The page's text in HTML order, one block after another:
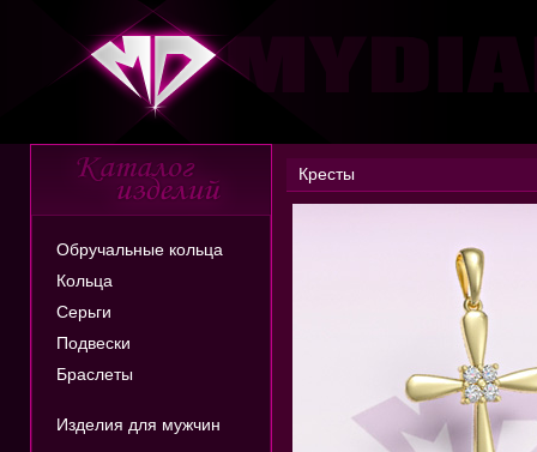
Обручальные кольца
Кольца
Серьги
Подвески
Браслеты
Изделия для мужчин
Кресты